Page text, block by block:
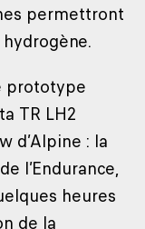
permettront
hydrogène.
prototype
TR LH2
d’Alpine : la
l’Endurance,
heures
de la